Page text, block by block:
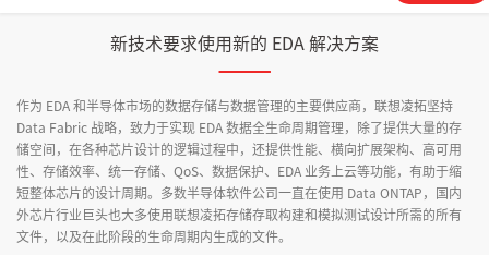
新技术要求使用新的 EDA 解决方案
作为 EDA 和半导体市场的数据存储与数据管理的主要供应商，联想凌拓坚持
Data Fabric 战略，致力于实现 EDA 数据全生命周期管理，除了提供大量的存
储空间，在各种芯片设计的逻辑过程中，还提供性能、横向扩展架构、高可用
性、存储效率、统一存储、QoS、数据保护、EDA 业务上云等功能，有助于缩
短整体芯片的设计周期。多数半导体软件公司一直在使用 Data ONTAP，国内
外芯片行业巨头也大多使用联想凌拓存储存取构建和模拟测试设计所需的所有
文件，以及在此阶段的生命周期内生成的文件。